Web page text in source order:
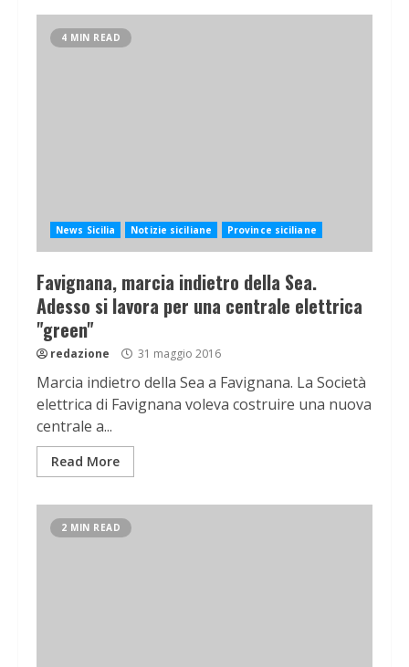
4 MIN READ
News Sicilia Notizie siciliane Province siciliane
Favignana, marcia indietro della Sea.
Adesso si lavora per una centrale elettrica
"green"
redazione 31 maggio 2016
Marcia indietro della Sea a Favignana. La Società
elettrica di Favignana voleva costruire una nuova
centrale a...
Read More
2 MIN READ